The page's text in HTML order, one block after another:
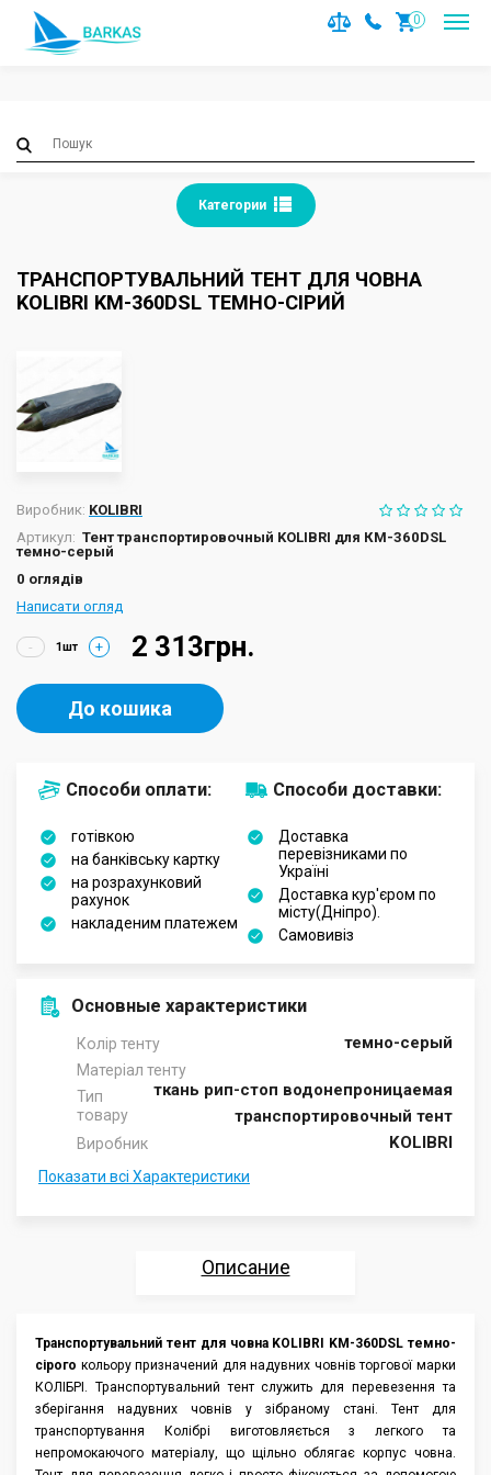
Notice
: Trying to access array offset on value of type null in
/var/www/barkas/data/www/barkas.com.ua/catalog/
on line36
0
Категории
ТРАНСПОРТУВАЛЬНИЙ ТЕНТ ДЛЯ ЧОВНА
KOLIBRI KM-360DSL ТЕМНО-СІРИЙ
Виробник: KOLIBRI
Артикул: Тент транспортировочный KOLIBRI для КМ-360DSL
темно-серый
0 оглядів
Написати огляд
- + 2 313грн.
До кошика
Способи оплати:
готівкою
на банківську картку
на розрахунковий
рахунок
накладеним платежем
Способи доставки:
Доставка
перевізниками по
Україні
Доставка кур'єром по
місту(Дніпро).
Самовивіз
Основные характеристики
Колір тенту темно-серый
Матеріал тенту
ткань рип-стоп водонепроницаемая
Тип
товару транспортировочный тент
Виробник KOLIBRI
Показати всі Характеристики
Описание
Отзывы
Аксессуары
Транспортувальний тент для човна KOLIBRI KM-360DSL темно-
сірого кольору призначений для надувних човнів торгової марки
КОЛІБРІ. Транспортувальний тент служить для перевезення та
зберігання надувних човнів у зібраному стані. Тент для
транспортування Колібрі виготовляється з легкого та
непромокаючого матеріалу, що щільно облягає корпус човна.